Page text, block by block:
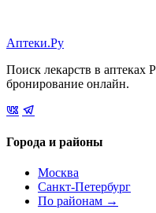
Аптеки.Ру
Поиск лекарств в аптеках
бронирование онлайн.
Города и районы
Москва
Санкт-Петербург
По районам →